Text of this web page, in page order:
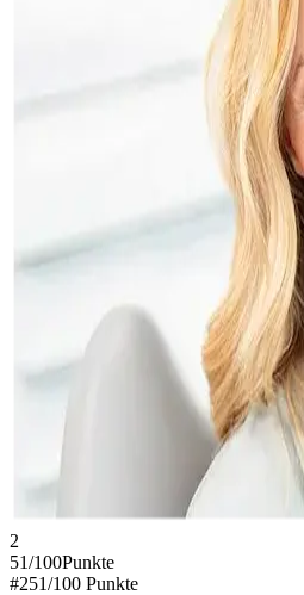
2
51/100Punkte
#251/100 Punkte